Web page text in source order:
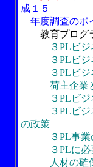
成１５
年度調査のポ
教育プログ
３PLビ
３PLビジネ
３PLビジネ
荷主企業と
３PLビジネ
３PLビジネ
の政策
３PL事業の
３PLに必要
人材の確保･